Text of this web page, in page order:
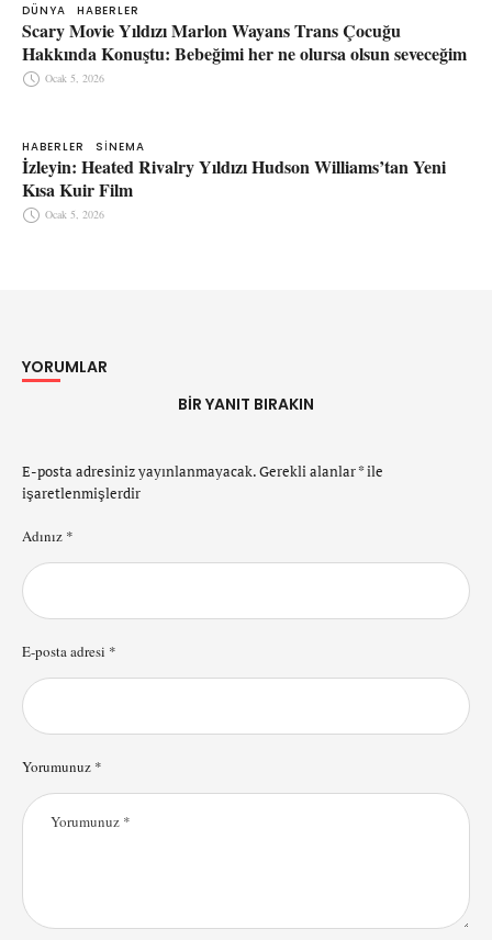
DÜNYA HABERLER
Scary Movie Yıldızı Marlon Wayans Trans Çocuğu
Hakkında Konuştu: Bebeğimi her ne olursa olsun seveceğim
Ocak 5, 2026
HABERLER SINEMA
İzleyin: Heated Rivalry Yıldızı Hudson Williams’tan Yeni
Kısa Kuir Film
Ocak 5, 2026
YORUMLAR
BIR YANIT BIRAKIN
E-posta adresiniz yayınlanmayacak.Gerekli alanlar*ile
işaretlenmişlerdir
Yorumunuz *
Adınız *
E-posta adresi *